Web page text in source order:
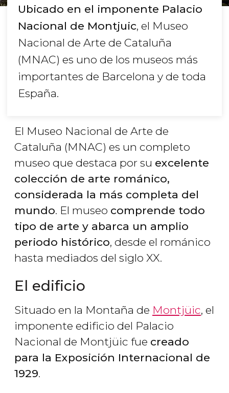
Ubicado en el imponente Palacio
Nacional de Montjuic, el Museo
Nacional de Arte de Cataluña
(MNAC) es uno de los museos más
importantes de Barcelona y de toda
España.
El Museo Nacional de Arte de
Cataluña (MNAC) es un completo
museo que destaca por su excelente
colección de arte románico,
considerada la más completa del
mundo. El museo comprende todo
tipo de arte y abarca un amplio
periodo histórico, desde el románico
hasta mediados del siglo XX.
El edificio
Situado en la Montaña de Montjüic, el
imponente edificio del Palacio
Nacional de Montjüic fue creado
para la Exposición Internacional de
1929.